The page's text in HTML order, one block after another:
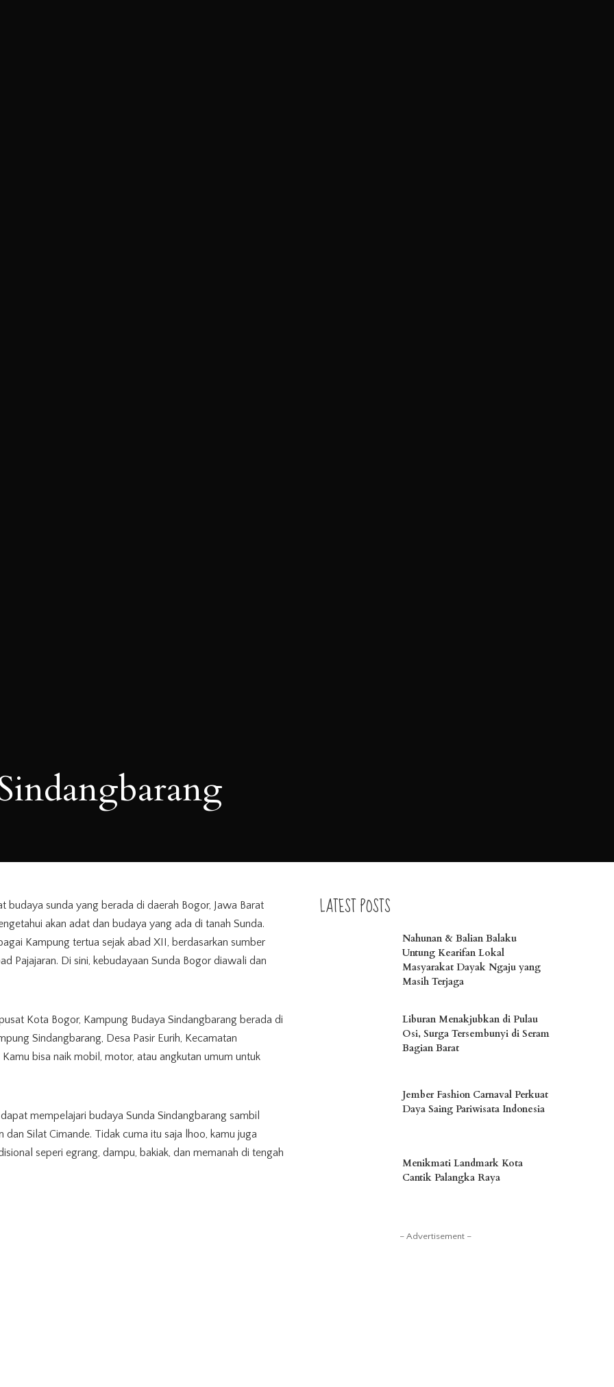
budaya sunda yang berada di daerah Bogor, Jawa Barat
akan adat dan budaya yang ada di tanah Sunda.
Kampung tertua sejak abad XII, berdasarkan sumber
Pajajaran. Di sini, kebudayaan Sunda Bogor diawali dan
Kota Bogor, Kampung Budaya Sindangbarang berada di
Sindangbarang, Desa Pasir Eurih, Kecamatan
bisa naik mobil, motor, atau angkutan umum untuk
mempelajari budaya Sunda Sindangbarang sambil
dan Silat Cimande. Tidak cuma itu saja lhoo, kamu juga
seperi egrang, dampu, bakiak, dan memanah di tengah
LATEST POSTS
Nahunan & Balian Balaku
Untung Kearifan Lokal
Masyarakat Dayak Ngaju yang
Masih Terjaga
Liburan Menakjubkan di Pulau
Osi, Surga Tersembunyi di Seram
Bagian Barat
Jember Fashion Carnaval Perkuat
Daya Saing Pariwisata Indonesia
Menikmati Landmark Kota
Cantik Palangka Raya
– Advertisement –